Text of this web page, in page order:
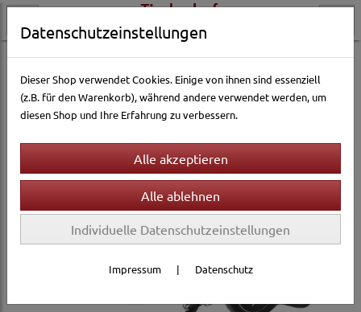
Hundewelt Halsbänder & Leinen Leinen Roll-Leinen
Datenschutzeinstellungen
Dieser Shop verwendet Cookies. Einige von ihnen sind essenziell
(z.B. für den Warenkorb), während andere verwendet werden, um
diesen Shop und Ihre Erfahrung zu verbessern.
Individuelle Datenschutzeinstellungen
Impressum | Datenschutz